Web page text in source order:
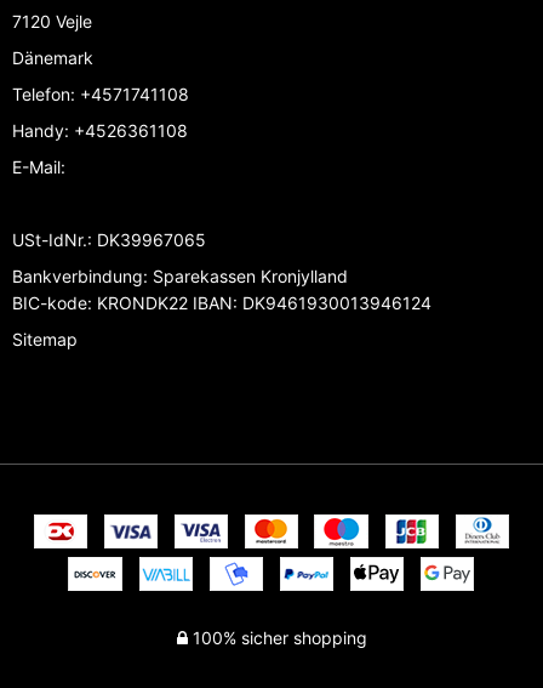
7120 Vejle
Dänemark
Telefon: +4571741108
Handy: +4526361108
E-Mail:
USt-IdNr.: DK39967065
Bankverbindung: Sparekassen Kronjylland
BIC-kode: KRONDK22 IBAN: DK9461930013946124
Sitemap
100% sicher shopping